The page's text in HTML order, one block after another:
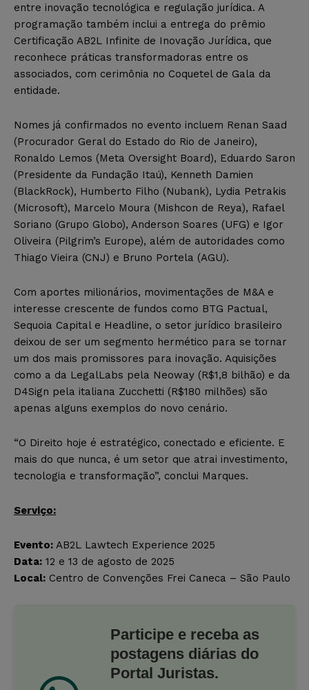
entre inovação tecnológica e regulação jurídica. A
programação também inclui a entrega do prêmio
Certificação AB2L Infinite de Inovação Jurídica, que
reconhece práticas transformadoras entre os
associados, com cerimônia no Coquetel de Gala da
entidade.
Nomes já confirmados no evento incluem Renan Saad
(Procurador Geral do Estado do Rio de Janeiro),
Ronaldo Lemos (Meta Oversight Board), Eduardo Saron
(Presidente da Fundação Itaú), Kenneth Damien
(BlackRock), Humberto Filho (Nubank), Lydia Petrakis
(Microsoft), Marcelo Moura (Mishcon de Reya), Rafael
Soriano (Grupo Globo), Anderson Soares (UFG) e Igor
Oliveira (Pilgrim’s Europe), além de autoridades como
Thiago Vieira (CNJ) e Bruno Portela (AGU).
Com aportes milionários, movimentações de M&A e
interesse crescente de fundos como BTG Pactual,
Sequoia Capital e Headline, o setor jurídico brasileiro
deixou de ser um segmento hermético para se tornar
um dos mais promissores para inovação. Aquisições
como a da LegalLabs pela Neoway (R$1,8 bilhão) e da
D4Sign pela italiana Zucchetti (R$180 milhões) são
apenas alguns exemplos do novo cenário.
“O Direito hoje é estratégico, conectado e eficiente. E
mais do que nunca, é um setor que atrai investimento,
tecnologia e transformação”, conclui Marques.
Serviço:
Evento: AB2L Lawtech Experience 2025
Data: 12 e 13 de agosto de 2025
Local: Centro de Convenções Frei Caneca – São Paulo
Participe e receba as
postagens diárias do
Portal Juristas.